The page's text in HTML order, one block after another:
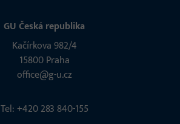
GU Česká republika
Kačírkova 982/4
15800 Praha
office@g-u.cz
Tel: +420 283 840-155